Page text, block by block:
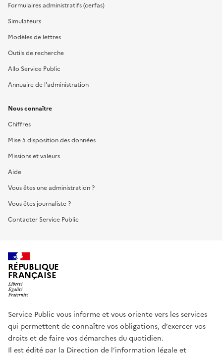
Formulaires administratifs (cerfas)
Simulateurs
Modèles de lettres
Outils de recherche
Allo Service Public
Annuaire de l'administration
Nous connaître
Chiffres
Mise à disposition des données
Missions et valeurs
Aide
Vous êtes une administration ?
Vous êtes journaliste ?
Contacter Service Public
RÉPUBLIQUE
FRANÇAISE
Service Public vous informe et vous oriente vers les services
qui permettent de connaître vos obligations, d’exercer vos
droits et de faire vos démarches du quotidien.
Il est édité par la Direction de l’information légale et